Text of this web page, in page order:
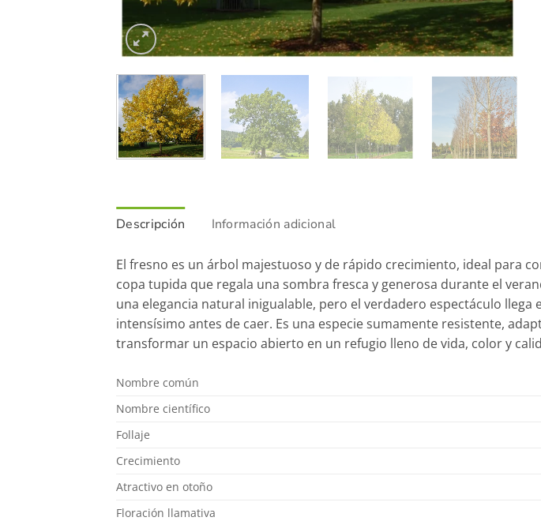
Descripción Información adicional
El fresno es un árbol majestuoso y de rápido crecimiento, ideal para
copa tupida que regala una sombra fresca y generosa durante el
una elegancia natural inigualable, pero el verdadero espectáculo
intensísimo antes de caer. Es una especie sumamente resistente,
transformar un espacio abierto en un refugio lleno de vida, color y
Nombre común
Nombre científico
Follaje
Crecimiento
Atractivo en otoño
Floración llamativa